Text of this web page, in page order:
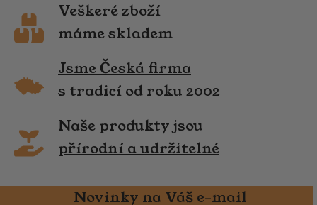
Veškeré zboží
máme skladem
Jsme Česká firma
s tradicí od roku 2002
Naše produkty jsou
přírodní a udržitelné
Novinky na Váš e-mail